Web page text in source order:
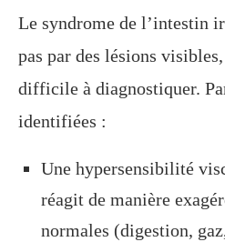
Le syndrome de l’intestin
pas par des lésions
difficile à diagnostiquer.
identifiées :
Une hypersensibilité
réagit de manière
normales (digestion,